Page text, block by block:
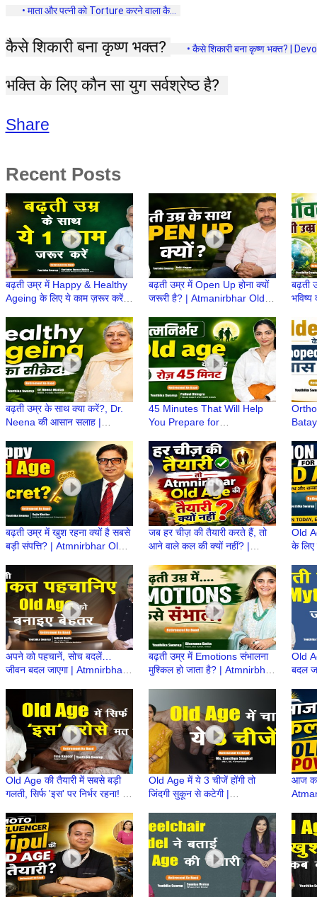
• माता और पत्नी को Torture करने वाला कै...
कैसे शिकारी बना कृष्ण भक्त? • कैसे शिकारी बना कृष्ण भक्त? |
भक्ति के लिए कौन सा युग सर्वश्रेष्ठ है?
Share
Recent Posts
बढ़ती उम्र में Happy & Healthy
Ageing के लिए ये काम ज़रूर करें! |
बढ़ती उम्र में Open Up होना क्यों
जरूरी है? | Atmanirbhar Old
ke Baad
बढ़ती
भविष्य
बढ़ती उम्र के साथ क्या करें?, Dr.
Neena की आसान सलाह |
Retirement life
45 Minutes That Will Help
You Prepare for
Retirehone ke Baad |
Retirement life
की
बढ़ती उम्र में खुश रहना क्यों है सबसे
बड़ी संपत्ति? | Atmnirbhar Old
जब हर चीज़ की तैयारी करते हैं, तो
आने वाले कल की क्यों नहीं? |
Old
के लिए
अपने को पहचानें, सोच बदलें…
जीवन बदल जाएगा | Atmnirbhar
Retirement Ke Baad
बढ़ती उम्र में Emotions संभालना
मुश्किल हो जाता है? | Atmnirbhar
Old
बदल
Ke
Old Age की तैयारी में सबसे बड़ी
गलती, सिर्फ 'इस' पर निर्भर रहना! |
Old Age में ये 3 चीजें होंगी तो
जिंदगी सुकून से कटेगी |
Retirement Ke Baad
आज
|